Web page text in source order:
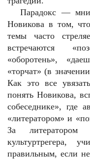
Парадокс —
Новикова в том,
темы часто
встречаются
«оборотень»,
«торчат» (в
Как это все
понять Новикова,
собеседнике», где
«литератором» и
За литератором
культуртрегера,
правильным, если